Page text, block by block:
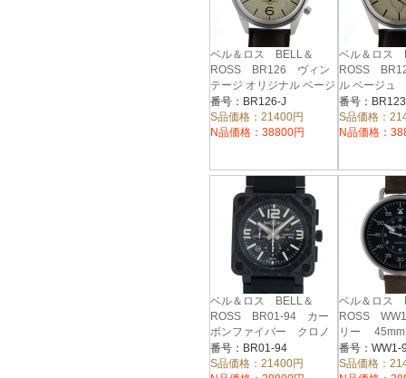
ベル＆ロス BELL＆
ROSS BR126 ヴィン
テージ オリジナル ベージ
ュ 40mm
番号：BR126-J
S品価格：21400円
N品価格：38800円
ベル＆ロス
ROSS
ル ベージ
番号：
S品価格：
N品価格：
ベル＆ロス BELL＆
ROSS BR01-94 カー
ボンファイバー クロノ
グラフ 46mm
番号：BR01-94
S品価格：21400円
ベル＆ロス
ROSS
リー 45mm
番号：WW1-
S品価格：